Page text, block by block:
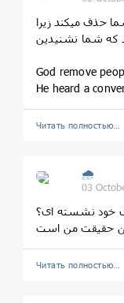
God remove
He heard a
Читать полностью…
🌧
03
خود نشسته ای؟
حقیقت من است
Читать полностью…